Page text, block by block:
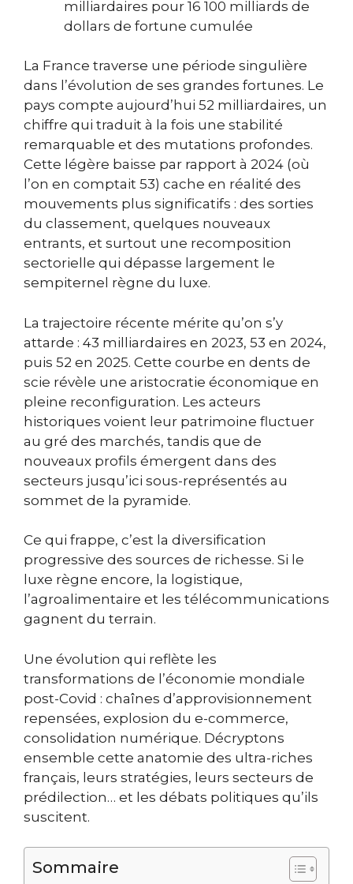
milliardaires pour 16 100 milliards de
dollars de fortune cumulée
La France traverse une période singulière
dans l’évolution de ses grandes fortunes. Le
pays compte aujourd’hui 52 milliardaires, un
chiffre qui traduit à la fois une stabilité
remarquable et des mutations profondes.
Cette légère baisse par rapport à 2024 (où
l’on en comptait 53) cache en réalité des
mouvements plus significatifs : des sorties
du classement, quelques nouveaux
entrants, et surtout une recomposition
sectorielle qui dépasse largement le
sempiternel règne du luxe.
La trajectoire récente mérite qu’on s’y
attarde : 43 milliardaires en 2023, 53 en 2024,
puis 52 en 2025. Cette courbe en dents de
scie révèle une aristocratie économique en
pleine reconfiguration. Les acteurs
historiques voient leur patrimoine fluctuer
au gré des marchés, tandis que de
nouveaux profils émergent dans des
secteurs jusqu’ici sous-représentés au
sommet de la pyramide.
Ce qui frappe, c’est la diversification
progressive des sources de richesse. Si le
luxe règne encore, la logistique,
l’agroalimentaire et les télécommunications
gagnent du terrain.
Une évolution qui reflète les
transformations de l’économie mondiale
post-Covid : chaînes d’approvisionnement
repensées, explosion du e-commerce,
consolidation numérique. Décryptons
ensemble cette anatomie des ultra-riches
français, leurs stratégies, leurs secteurs de
prédilection… et les débats politiques qu’ils
suscitent.
Sommaire